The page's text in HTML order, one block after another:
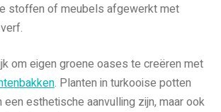
stoffen of meubels afgewerkt met
om eigen groene oases te creëren met
. Planten in turkooise potten
een esthetische aanvulling zijn, maar ook